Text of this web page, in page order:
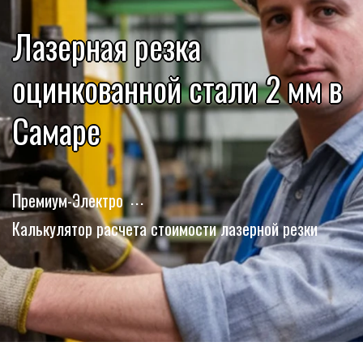
Лазерная резка
оцинкованной стали 2 мм в
Самаре
Премиум-Электро
Калькулятор расчета стоимости лазерной резки